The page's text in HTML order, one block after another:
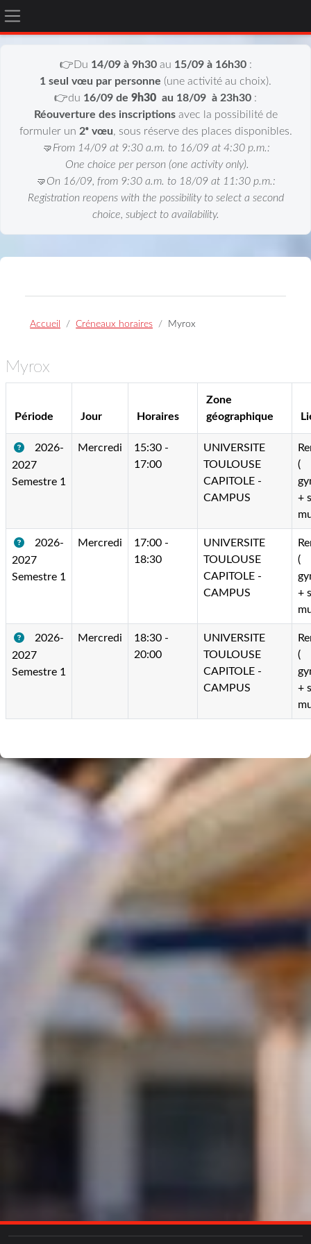
👉Du 14/09 à 9h30au 15/09 à 16h30:
1 seul vœu par personne (une activité au choix).
👉du 16/09 de 9h30 au 18/09 à 23h30 :
Réouverture des inscriptionsavec la possibilité de
formuler un 2ᵉ vœu, sous réserve des places disponibles.
🤜From 14/09 at 9:30 a.m. to 16/09 at 4:30 p.m.:
One choice per person (one activity only).
🤜On 16/09, from 9:30 a.m. to 18/09 at 11:30 p.m.:
Registration reopens with the possibility to select a second
choice, subject to availability.
Panneau latéral
Accueil Créneaux horaires Myrox
Myrox
Période Jour Horaires
Zone
géographique
2026-
2027
Semestre 1
Mercredi
15:30 -
17:00
UNIVERSITE
TOULOUSE
CAPITOLE -
CAMPUS
(
+
2026-
2027
Semestre 1
Mercredi
17:00 -
18:30
UNIVERSITE
TOULOUSE
CAPITOLE -
CAMPUS
(
+
2026-
2027
Semestre 1
Mercredi
18:30 -
20:00
UNIVERSITE
TOULOUSE
CAPITOLE -
CAMPUS
(
+